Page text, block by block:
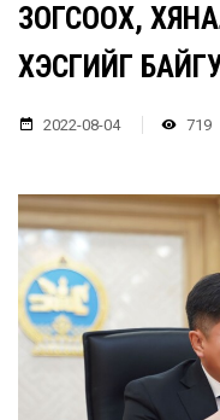
ЗОГСООХ,
ХЭСГИЙГ
2022-08-04 719